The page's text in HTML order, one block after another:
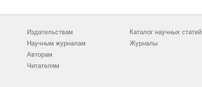
Издательствам
Научным журналам
Авторам
Читателям
Каталог научных статей
Журналы